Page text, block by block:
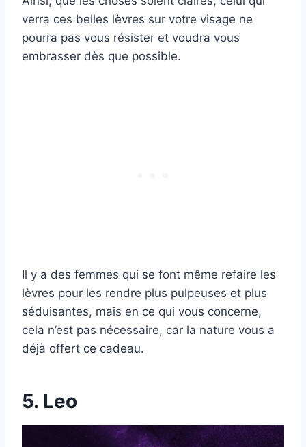
verra ces belles lèvres sur votre visage ne
pourra pas vous résister et voudra vous
embrasser dès que possible.
Il y a des femmes qui se font même refaire les
lèvres pour les rendre plus pulpeuses et plus
séduisantes, mais en ce qui vous concerne,
cela n’est pas nécessaire, car la nature vous a
déjà offert ce cadeau.
5. Leo